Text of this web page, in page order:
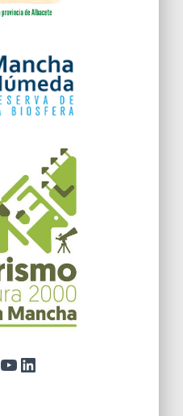
YouTube LinkedIn